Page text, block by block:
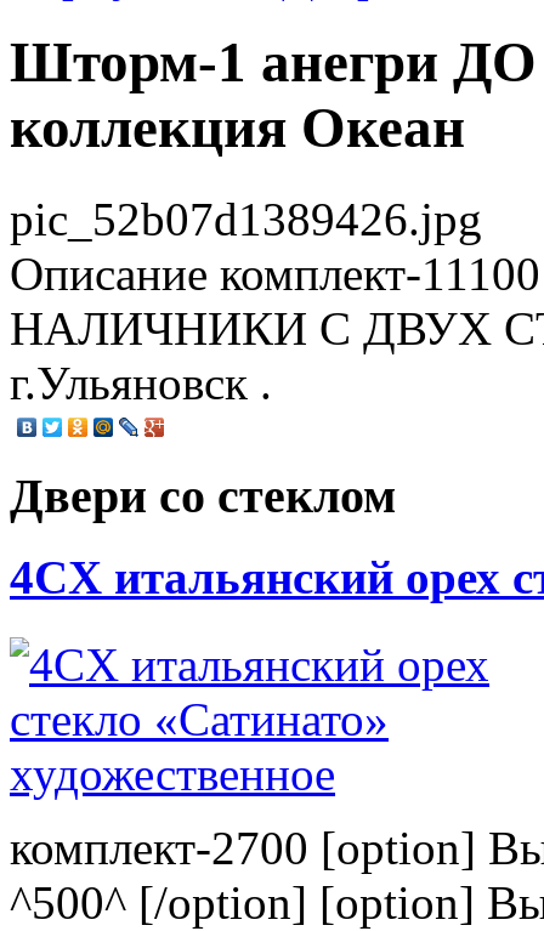
Шторм-1 анегри ДО
коллекция Океан
pic_52b07d1389426.jpg
Описание комплект-
НАЛИЧНИКИ С ДВУХ
г.Ульяновск .
Двери со стеклом
4CХ итальянский орех
комплект-2700 [option]
^500^ [/option] [option]